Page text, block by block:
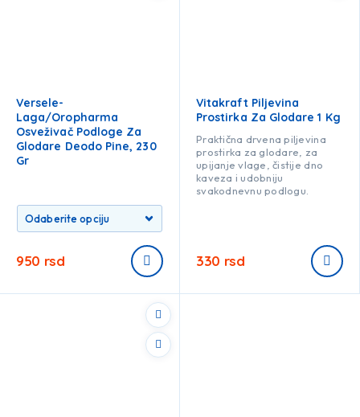
Versele-
Laga/Oropharma
Osveživač Podloge Za
Glodare Deodo Pine, 230
Gr
950 rsd
Vitakraft Piljevina
Prostirka Za Glodare 1 Kg
Praktična drvena piljevina
prostirka za glodare, za
upijanje vlage, čistije dno
kaveza i udobniju
svakodnevnu podlogu.
330 rsd